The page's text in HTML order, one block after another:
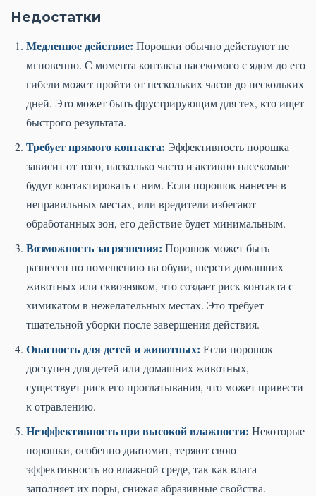
Недостатки
Медленное действие: Порошки обычно действуют не
мгновенно. С момента контакта насекомого с ядом до его
гибели может пройти от нескольких часов до нескольких
дней. Это может быть фрустрирующим для тех, кто ищет
быстрого результата.
Требует прямого контакта: Эффективность порошка
зависит от того, насколько часто и активно насекомые
будут контактировать с ним. Если порошок нанесен в
неправильных местах, или вредители избегают
обработанных зон, его действие будет минимальным.
Возможность загрязнения: Порошок может быть
разнесен по помещению на обуви, шерсти домашних
животных или сквозняком, что создает риск контакта с
химикатом в нежелательных местах. Это требует
тщательной уборки после завершения действия.
Опасность для детей и животных: Если порошок
доступен для детей или домашних животных,
существует риск его проглатывания, что может привести
к отравлению.
Неэффективность при высокой влажности: Некоторые
порошки, особенно диатомит, теряют свою
эффективность во влажной среде, так как влага
заполняет их поры, снижая абразивные свойства.